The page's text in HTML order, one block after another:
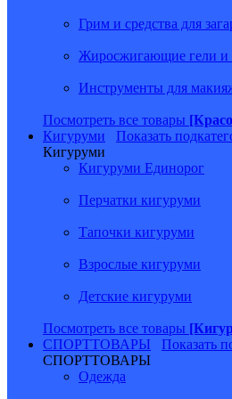
Грим и средства для
Жиросжигающие гели и
Инструменты для
Посмотреть все товары
Кигуруми
Показать
Кигуруми
Кигуруми Единорог
Перчатки кигуруми
Тапочки кигуруми
Взрослые кигуруми
Детские кигуруми
Посмотреть все товары
СПОРТТОВАРЫ
Показать
СПОРТТОВАРЫ
Одежда